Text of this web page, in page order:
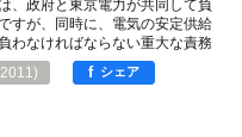
、政府と東京電力が共同して負
すが、同時に、電気の安定供給
わなければならない重大な責務
は、政府の賠償支援の仕組みに
に目処が立ちましたので、前回
f シェア